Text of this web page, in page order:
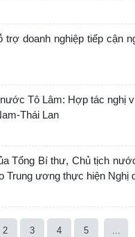
trợ doanh nghiệp tiếp cận
Tô Lâm: Hợp tác nghị
Thái Lan
Tổng Bí thư, Chủ tịch
Trung ương thực hiện Nghị
2 3 4 5 ...